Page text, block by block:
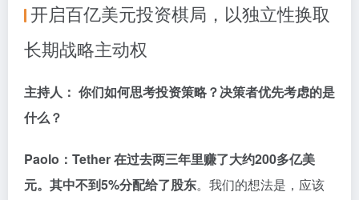
开启百亿美元投资棋局，以独立性换取
长期战略主动权
主持人： 你们如何思考投资策略？决策者优先考虑的是
什么？
Paolo：Tether 在过去两三年里赚了大约200多亿美
元。其中不到5%分配给了股东。我们的想法是，应该